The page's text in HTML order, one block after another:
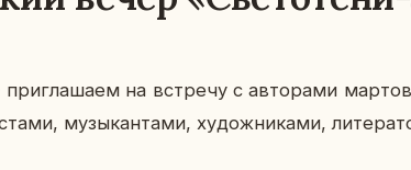
при­гла­ша­ем на встре­чу с ав­то­ра­ми
му­зы­кан­та­ми, ху­дож­ни­ка­ми,